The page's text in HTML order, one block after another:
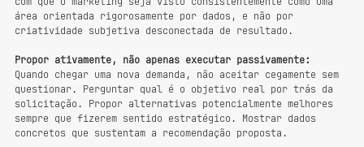
área orientada rigorosamente por dados, e não por
criatividade subjetiva desconectada de resultado.
Propor ativamente, não apenas executar passivamente:
Quando chegar uma nova demanda, não aceitar cegamente sem
questionar. Perguntar qual é o objetivo real por trás da
solicitação. Propor alternativas potencialmente melhores
sempre que fizerem sentido estratégico. Mostrar dados
concretos que sustentam a recomendação proposta.